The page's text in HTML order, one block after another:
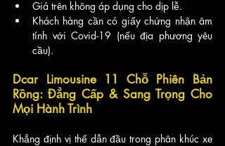
Giá trên không áp dụng cho dịp lễ.
Khách hàng cần có giấy chứng nhận âm
tính với Covid-19 (nếu địa phương yêu
cầu).
Dcar Limousine 11 Chỗ Phiên Bản
Rồng: Đẳng Cấp & Sang Trọng Cho
Mọi Hành Trình
Khẳng định vị thế dẫn đầu trong phân khúc xe